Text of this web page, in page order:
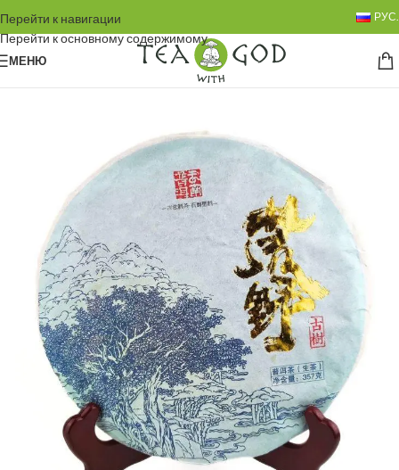
Перейти к навигации
Перейти к основному содержимому
РУС.
МЕНЮ